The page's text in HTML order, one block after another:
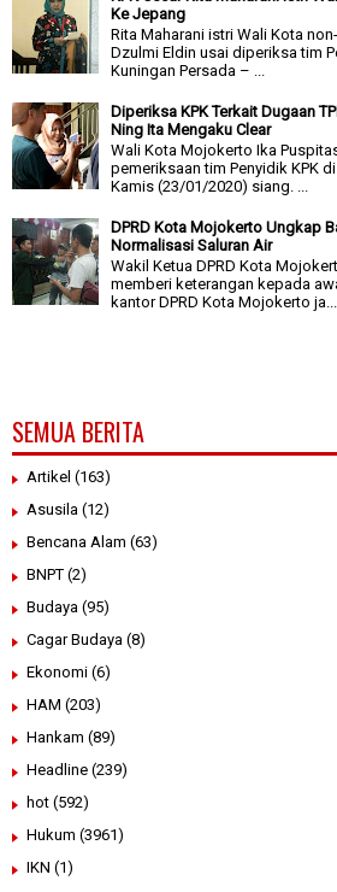
Ke Jepang
Rita Maharani istri Wali Kota
Dzulmi Eldin usai diperiksa tim
Kuningan Persada – ...
Diperiksa KPK Terkait Dugaan
Ning Ita Mengaku Clear
Wali Kota Mojokerto Ika
pemeriksaan tim Penyidik KPK
Kamis (23/01/2020) siang. ...
DPRD Kota Mojokerto Ungkap
Normalisasi Saluran Air
Wakil Ketua DPRD Kota
memberi keterangan kepada
kantor DPRD Kota Mojokerto ja...
SEMUA BERITA
Artikel (163)
Asusila (12)
Bencana Alam (63)
BNPT (2)
Budaya (95)
Cagar Budaya (8)
Ekonomi (6)
HAM (203)
Hankam (89)
Headline (239)
hot (592)
Hukum (3961)
IKN (1)